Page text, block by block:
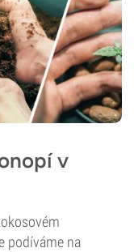
v
podíváme na